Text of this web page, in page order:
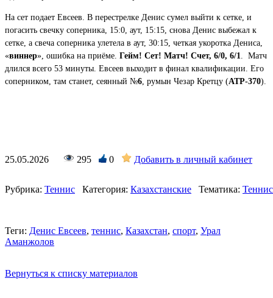
На сет подает Евсеев. В перестрелке Денис сумел выйти к сетке, и
погасить свечку соперника, 15:0, аут, 15:15, снова Денис выбежал к
сетке, а свеча соперника улетела в аут, 30:15, четкая укоротка Дениса,
«виннер», ошибка на приёме. Гейм! Сет! Матч! Счет, 6/0, 6/1
. Матч
длился всего 53 минуты. Евсеев выходит в финал квалификации. Его
соперником, там станет, сеянный №6 , румын Чезар Кретцу (АТР-370).
25.05.2026 295 0 Добавить в личный кабинет
Рубрика: Теннис Категория: Казахстанские Тематика: Теннис
Теги: Денис Евсеев, теннис, Казахстан, спорт, Урал
Аманжолов
Вернуться к списку материалов